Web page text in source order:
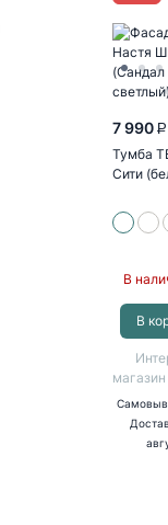
7 990 P
Тумба
Сити
В
В